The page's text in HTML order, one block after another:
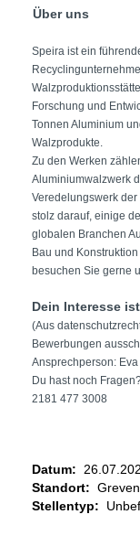
Über uns
Speira ist ein
Forschung und
Tonnen Aluminium
Walzprodukte.
Zu den Werken
Aluminiumwalzwerk
Veredelungswerk
stolz darauf, einige
globalen Branchen
Bau und
besuchen Sie gerne
Dein Interesse
(Aus
Bewerbungen
Ansprechperson:
Du hast noch
2181 477 3008
Datum:
Standort:
Stellentyp: